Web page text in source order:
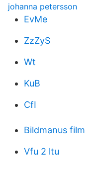
johanna petersson
EvMe
ZzZyS
Wt
KuB
CfI
Bildmanus film
Vfu 2 ltu